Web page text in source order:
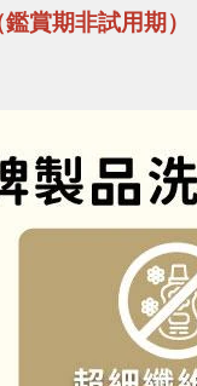
賞期非試用期